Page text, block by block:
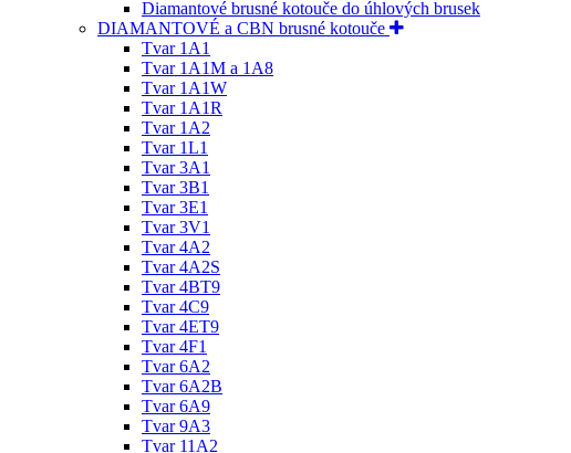
Diamantové brusné kotouče do úhlových brusek
DIAMANTOVÉ a CBN brusné kotouče
Tvar 1A1
Tvar 1A1M a 1A8
Tvar 1A1W
Tvar 1A1R
Tvar 1A2
Tvar 1L1
Tvar 3A1
Tvar 3B1
Tvar 3E1
Tvar 3V1
Tvar 4A2
Tvar 4A2S
Tvar 4BT9
Tvar 4C9
Tvar 4ET9
Tvar 4F1
Tvar 6A2
Tvar 6A2B
Tvar 6A9
Tvar 9A3
Tvar 11A2